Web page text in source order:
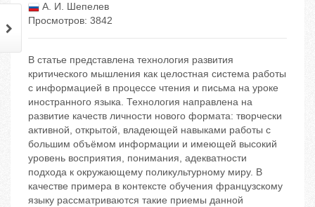
А. И. Шепелев
Просмотров: 3842
В статье представлена технология развития
критического мышления как целостная система работы
с информацией в процессе чтения и письма на уроке
иностранного языка. Технология направлена на
развитие качеств личности нового формата: творчески
активной, открытой, владеющей навыками работы с
большим объёмом информации и имеющей высокий
уровень восприятия, понимания, адекватности
подхода к окружающему поликультурному миру. В
качестве примера в контексте обучения французскому
языку рассматриваются такие приемы данной